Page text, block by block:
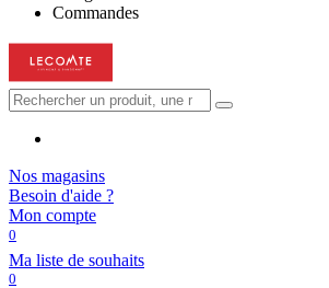
Commandes
Nos magasins
Besoin d'aide ?
Mon compte
0
Ma liste de souhaits
0